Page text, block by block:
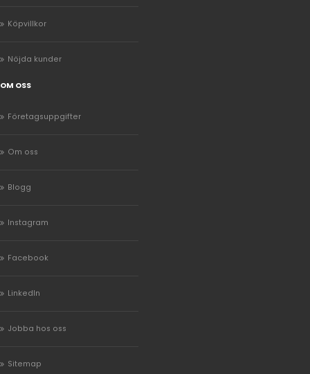
Köpvillkor
Nöjda kunder
OM OSS
Företagsuppgifter
Om oss
Blogg
Instagram
Facebook
LinkedIn
Jobba hos oss
Sitemap